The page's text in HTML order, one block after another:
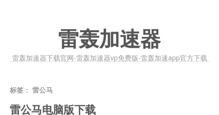
雷轰加速器
雷轰加速器下载官网-雷轰加速器vp免费版-雷轰加速app官方下载
标签： 雷公马
雷公马电脑版下载